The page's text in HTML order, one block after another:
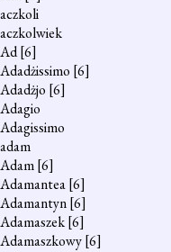
aczkoli
aczkolwiek
Ad[6]
Adadżissimo [6]
Adadżjo [6]
Adagio
Adagissimo
adam
Adam[6]
Adamantea[6]
Adamantyn[6]
Adamaszek[6]
Adamaszkowy[6]